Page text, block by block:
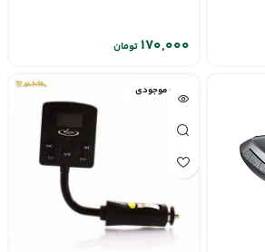
تومان
اتمام موجودی